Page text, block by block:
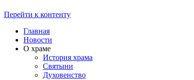
Перейти к контенту
Главная
Новости
О храме
История храма
Святыни
Духовенство